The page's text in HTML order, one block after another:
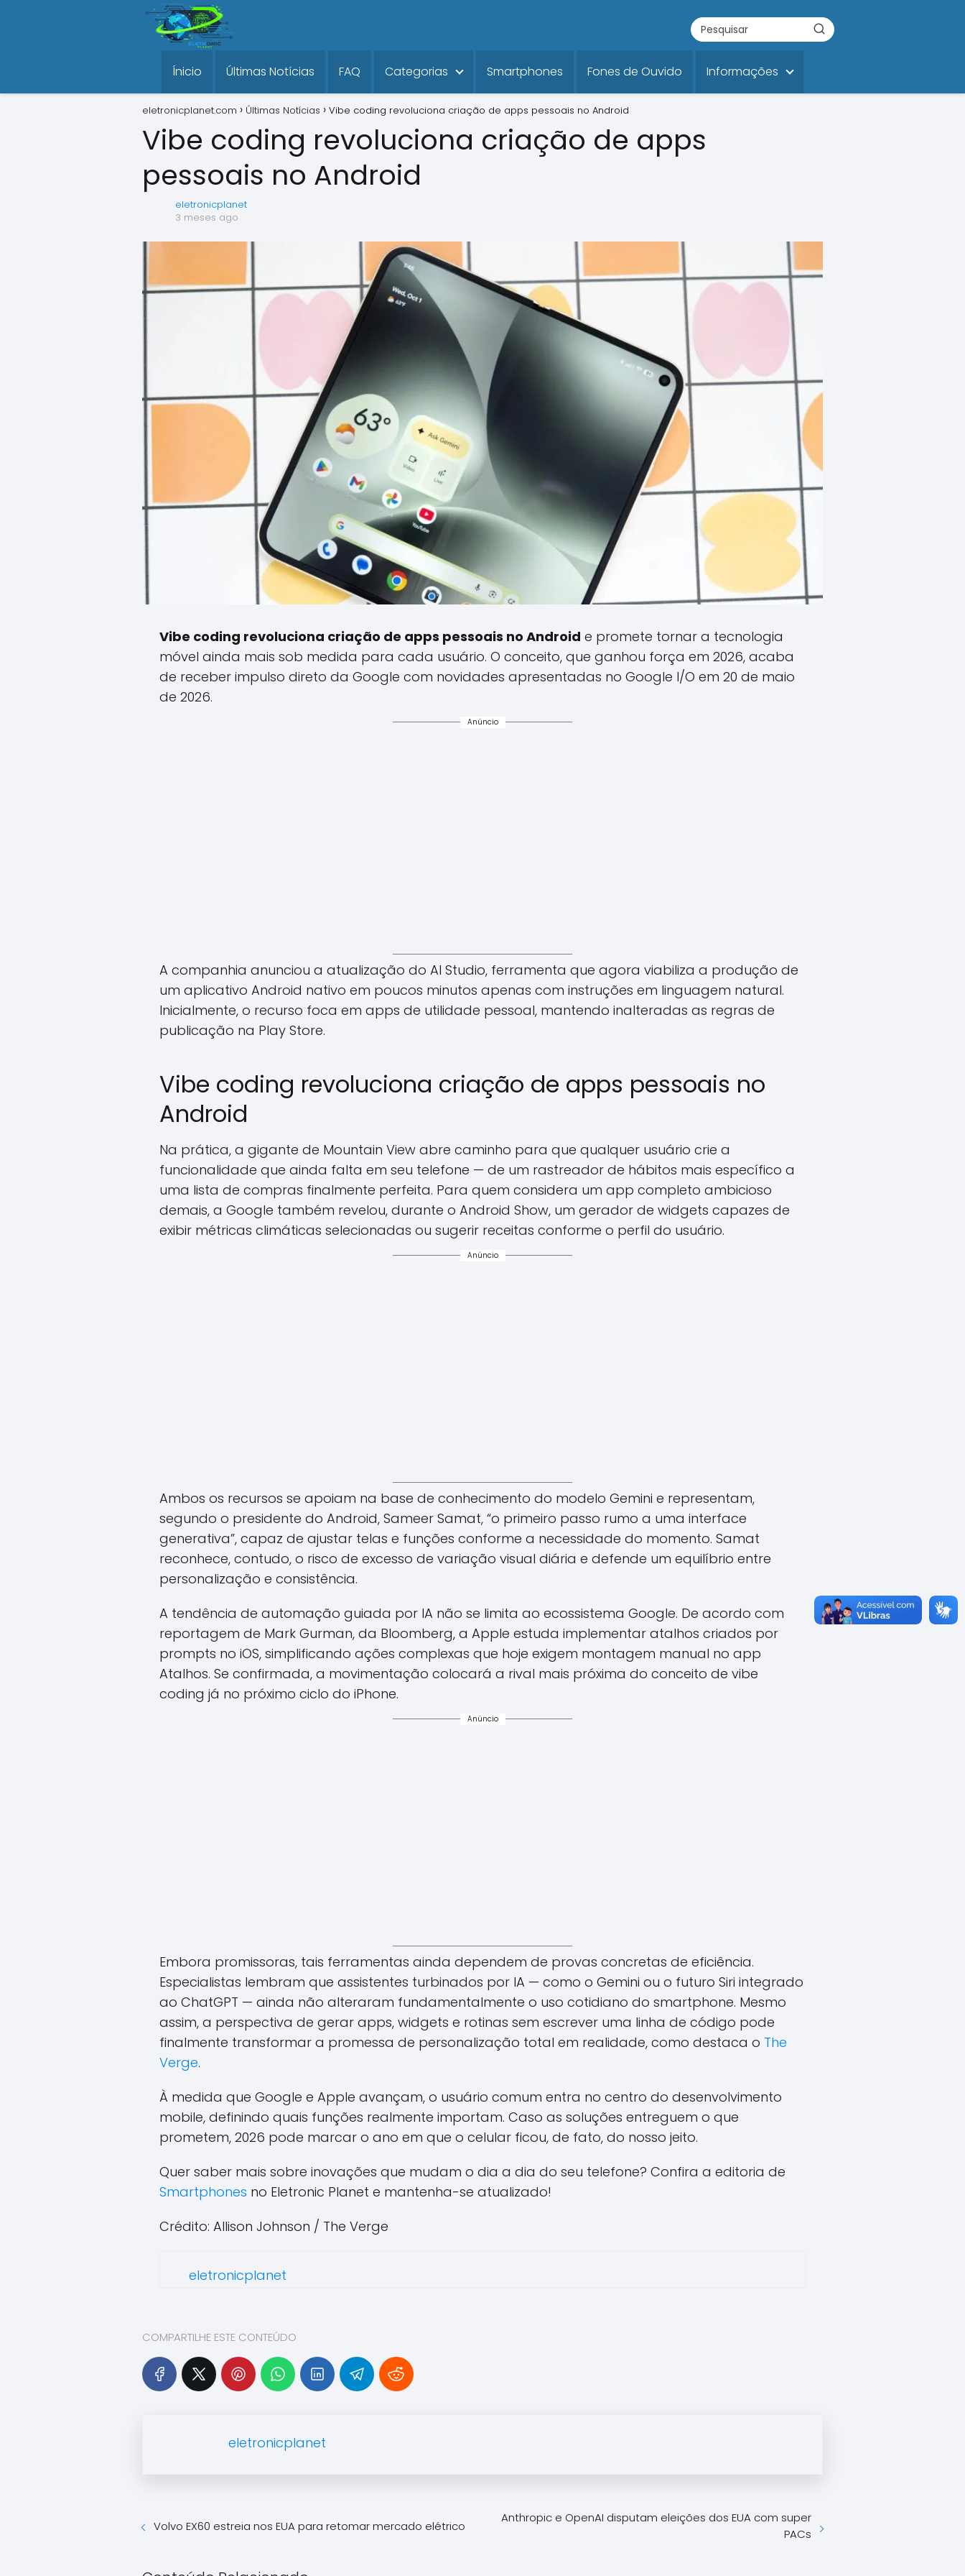
Ínicio Últimas Notícias FAQ Categorias Smartphones Fones de Ouvido Informações
eletronicplanet.com Últimas Notícias Vibe coding revoluciona criação de apps pessoais no Android
Vibe coding revoluciona criação de apps
pessoais no Android
eletronicplanet
3 meses ago
Vibe coding revoluciona criação de apps pessoais no Android e promete tornar a tecnologia
móvel ainda mais sob medida para cada usuário. O conceito, que ganhou força em 2026, acaba
de receber impulso direto da Google com novidades apresentadas no Google I/O em 20 de maio
de 2026.
Anúncio
A companhia anunciou a atualização do AI Studio, ferramenta que agora viabiliza a produção de
um aplicativo Android nativo em poucos minutos apenas com instruções em linguagem natural.
Inicialmente, o recurso foca em apps de utilidade pessoal, mantendo inalteradas as regras de
publicação na Play Store.
Vibe coding revoluciona criação de apps pessoais no
Android
Na prática, a gigante de Mountain View abre caminho para que qualquer usuário crie a
funcionalidade que ainda falta em seu telefone — de um rastreador de hábitos mais específico a
uma lista de compras finalmente perfeita. Para quem considera um app completo ambicioso
demais, a Google também revelou, durante o Android Show, um gerador de widgets capazes de
exibir métricas climáticas selecionadas ou sugerir receitas conforme o perfil do usuário.
Anúncio
Ambos os recursos se apoiam na base de conhecimento do modelo Gemini e representam,
segundo o presidente do Android, Sameer Samat, “o primeiro passo rumo a uma interface
generativa”, capaz de ajustar telas e funções conforme a necessidade do momento. Samat
reconhece, contudo, o risco de excesso de variação visual diária e defende um equilíbrio entre
personalização e consistência.
A tendência de automação guiada por IA não se limita ao ecossistema Google. De acordo com
reportagem de Mark Gurman, da Bloomberg, a Apple estuda implementar atalhos criados por
prompts no iOS, simplificando ações complexas que hoje exigem montagem manual no app
Atalhos. Se confirmada, a movimentação colocará a rival mais próxima do conceito de vibe
coding já no próximo ciclo do iPhone.
Anúncio
Embora promissoras, tais ferramentas ainda dependem de provas concretas de eficiência.
Especialistas lembram que assistentes turbinados por IA — como o Gemini ou o futuro Siri integrado
ao ChatGPT — ainda não alteraram fundamentalmente o uso cotidiano do smartphone. Mesmo
assim, a perspectiva de gerar apps, widgets e rotinas sem escrever uma linha de código pode
finalmente transformar a promessa de personalização total em realidade, como destaca o The
Verge.
À medida que Google e Apple avançam, o usuário comum entra no centro do desenvolvimento
mobile, definindo quais funções realmente importam. Caso as soluções entreguem o que
prometem, 2026 pode marcar o ano em que o celular ficou, de fato, do nosso jeito.
Quer saber mais sobre inovações que mudam o dia a dia do seu telefone? Confira a editoria de
Smartphones no Eletronic Planet e mantenha-se atualizado!
Crédito: Allison Johnson / The Verge
eletronicplanet
COMPARTILHE ESTE CONTEÚDO
eletronicplanet
Volvo EX60 estreia nos EUA para retomar mercado elétrico
Anthropic e OpenAI disputam eleições dos EUA com super
PACs